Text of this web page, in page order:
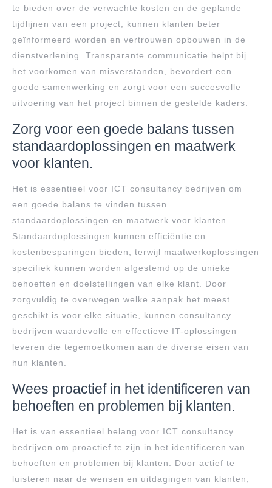
te bieden over de verwachte kosten en de geplande
tijdlijnen van een project, kunnen klanten beter
geïnformeerd worden en vertrouwen opbouwen in de
dienstverlening. Transparante communicatie helpt bij
het voorkomen van misverstanden, bevordert een
goede samenwerking en zorgt voor een succesvolle
uitvoering van het project binnen de gestelde kaders.
Zorg voor een goede balans tussen
standaardoplossingen en maatwerk
voor klanten.
Het is essentieel voor ICT consultancy bedrijven om
een goede balans te vinden tussen
standaardoplossingen en maatwerk voor klanten.
Standaardoplossingen kunnen efficiëntie en
kostenbesparingen bieden, terwijl maatwerkoplossingen
specifiek kunnen worden afgestemd op de unieke
behoeften en doelstellingen van elke klant. Door
zorgvuldig te overwegen welke aanpak het meest
geschikt is voor elke situatie, kunnen consultancy
bedrijven waardevolle en effectieve IT-oplossingen
leveren die tegemoetkomen aan de diverse eisen van
hun klanten.
Wees proactief in het identificeren van
behoeften en problemen bij klanten.
Het is van essentieel belang voor ICT consultancy
bedrijven om proactief te zijn in het identificeren van
behoeften en problemen bij klanten. Door actief te
luisteren naar de wensen en uitdagingen van klanten,